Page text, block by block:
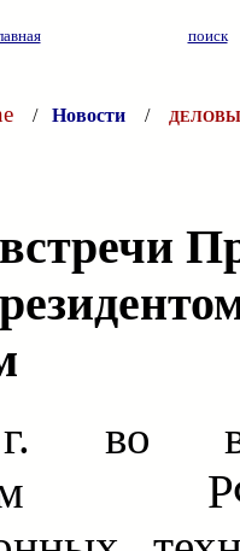
поиск
/ Новости /
во